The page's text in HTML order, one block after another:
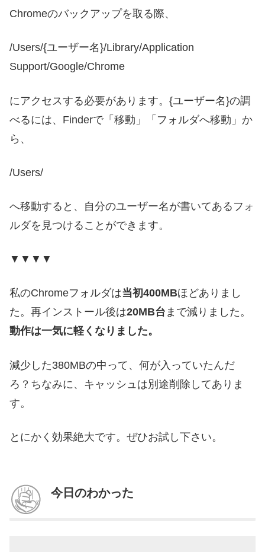
Chromeのバックアップを取る際、
/Users/{ユーザー名}/Library/Application
Support/Google/Chrome
にアクセスする必要があります。{ユーザー名}の調
べるには、Finderで「移動」「フォルダへ移動」か
ら、
/Users/
へ移動すると、自分のユーザー名が書いてあるフォ
ルダを見つけることができます。
▼▼▼▼
私のChromeフォルダは当初400MBほどありまし
た。再インストール後は20MB台 まで減りました。
動作は一気に軽くなりました。
減少した380MBの中って、何が入っていたんだ
ろ？ちなみに、キャッシュは別途削除してありま
す。
とにかく効果絶大です。ぜひお試し下さい。
今日のわかった